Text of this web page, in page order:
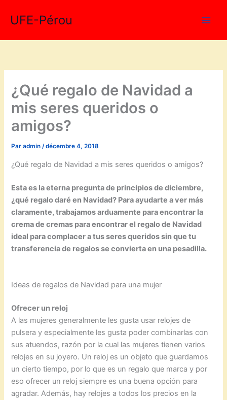
UFE-Pérou
¿Qué regalo de Navidad a
mis seres queridos o
amigos?
Paradmin/décembre 4, 2018
¿Qué regalo de Navidad a mis seres queridos o amigos?
Esta es la eterna pregunta de principios de diciembre,
¿qué regalo daré en Navidad? Para ayudarte a ver más
claramente, trabajamos arduamente para encontrar la
crema de cremas para encontrar el regalo de Navidad
ideal para complacer a tus seres queridos sin que tu
transferencia de regalos se convierta en una pesadilla.
Ideas de regalos de Navidad para una mujer
Ofrecer un reloj
A las mujeres generalmente les gusta usar relojes de
pulsera y especialmente les gusta poder combinarlas con
sus atuendos, razón por la cual las mujeres tienen varios
relojes en su joyero. Un reloj es un objeto que guardamos
un cierto tiempo, por lo que es un regalo que marca y por
eso ofrecer un reloj siempre es una buena opción para
agradar. Además, hay relojes a todos los precios en la